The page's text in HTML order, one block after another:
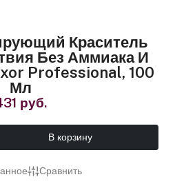
Краситель
Без Аммиака И
Professional, 100
Мл
руб.
В корзину
Сравнить